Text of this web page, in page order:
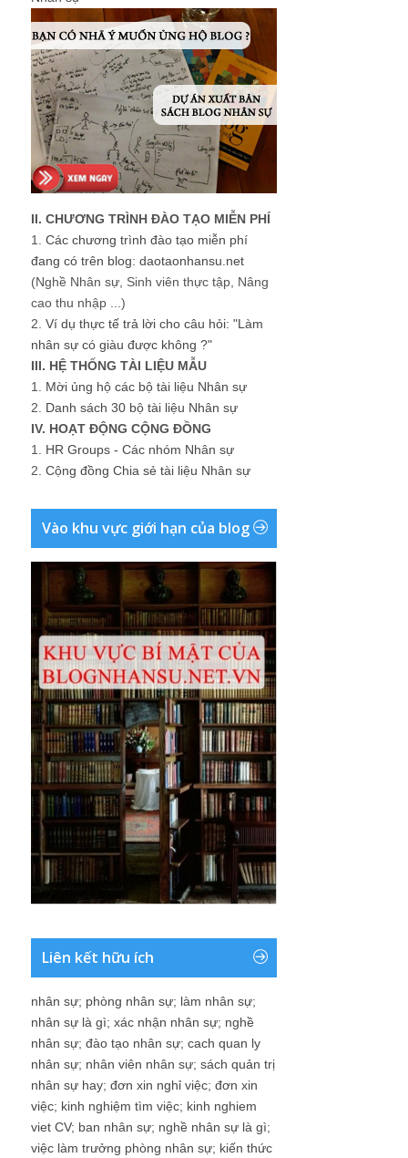
II. CHƯƠNG TRÌNH ĐÀO TẠO MIỄN PHÍ
1. Các chương trình đào tạo miễn phí
đang có trên blog: daotaonhansu.net
(Nghề Nhân sự, Sinh viên thực tập, Nâng
cao thu nhập ...)
2. Ví dụ thực tế trả lời cho câu hỏi: "Làm
nhân sự có giàu được không ?"
III. HỆ THỐNG TÀI LIỆU MẪU
1. Mời ủng hộ các bộ tài liệu Nhân sự
2. Danh sách 30 bộ tài liệu Nhân sự
IV. HOẠT ĐỘNG CỘNG ĐỒNG
1. HR Groups - Các nhóm Nhân sự
2. Cộng đồng Chia sẻ tài liệu Nhân sự
Vào khu vực giới hạn của blog
Liên kết hữu ích
nhân sự; phòng nhân sự; làm nhân sự;
nhân sự là gì; xác nhận nhân sự; nghề
nhân sự; đào tạo nhân sự; cach quan ly
nhân sự; nhân viên nhân sự; sách quản trị
nhân sự hay; đơn xin nghỉ việc; đơn xin
việc; kinh nghiệm tìm việc; kinh nghiem
viet CV; ban nhân sự; nghề nhân sự là gì;
việc làm trưởng phòng nhân sự; kiến thức